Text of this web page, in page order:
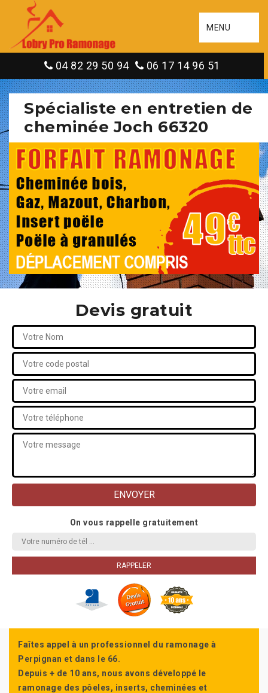
MENU
04 82 29 50 94 06 17 14 96 51
Spécialiste en entretien de
cheminée Joch 66320
Devis gratuit
On vous rappelle gratuitement
Faîtes appel à un professionnel du ramonage à
Perpignan et dans le 66.
Depuis + de 10 ans, nous avons développé le
ramonage des pôeles, inserts, cheminées et